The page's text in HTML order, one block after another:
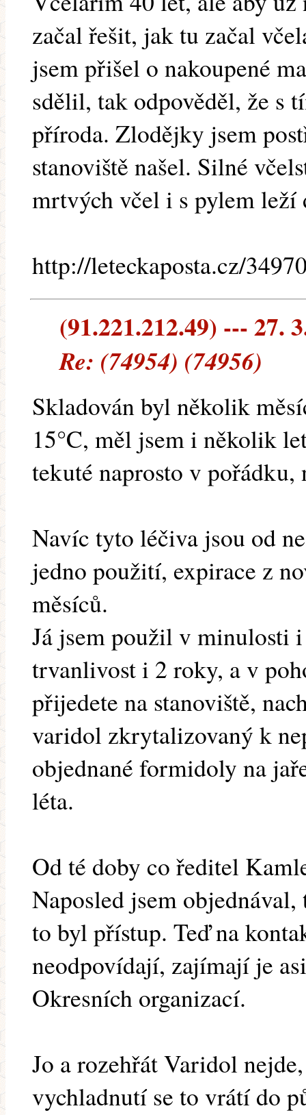
začal řešit, jak tu začal
jsem přišel o nakoupené
sdělil, tak odpověděl, že s
příroda. Zlodějky jsem
stanoviště našel. Silné
mrtvých včel i s pylem leží
http://leteckaposta.cz/
(91.221.212.49) --- 27.
Re: (74954) (74956)
Skladován byl několik
15°C, měl jsem i několik
tekuté naprosto v
Navíc tyto léčiva jsou od
jedno použití, expirace z
měsíců.
Já jsem použil v minulosti
trvanlivost i 2 roky, a v
přijedete na stanoviště,
varidol zkrytalizovaný k
objednané formidoly na
léta.
Od té doby co ředitel
Naposled jsem
to byl přístup. Teď na
neodpovídají, zajímají je
Okresních organizací.
Jo a rozehřát Varidol
vychladnutí se to vrátí do